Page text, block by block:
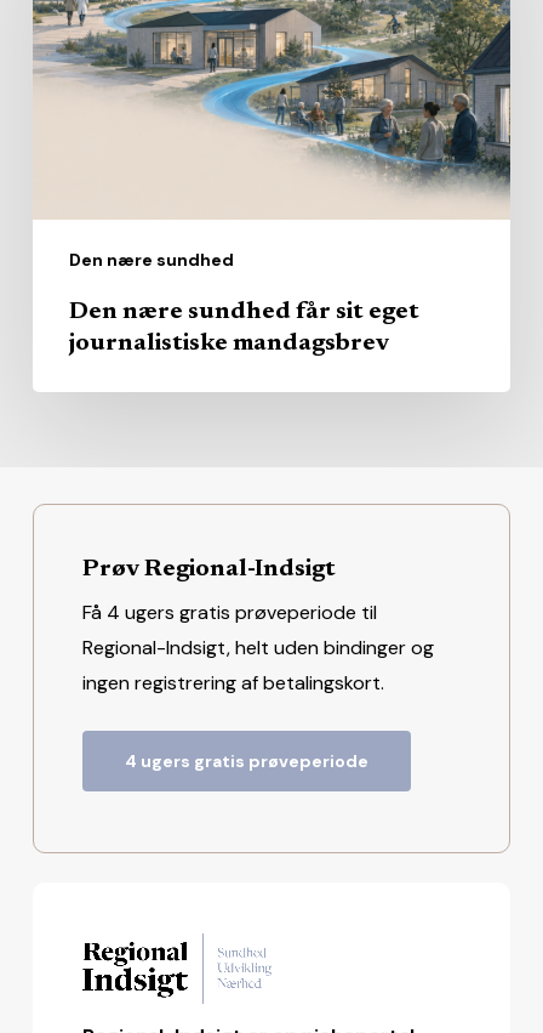
Den nære sundhed
får
sit
Den nære sundhed får sit eget
journalistiske mandagsbrev
Prøv Regional-Indsigt
Få 4 ugers gratis prøveperiode til
Regional-Indsigt, helt uden bindinger og
ingen registrering af betalingskort.
4 ugers gratis prøveperiode